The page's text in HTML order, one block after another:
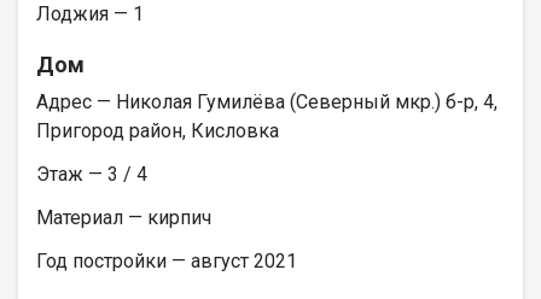
Лоджия — 1
Дом
Адрес — Николая Гумилёва (Северный мкр.) б-р, 4,
Пригород район, Кисловка
Этаж — 3 / 4
Материал — кирпич
Год постройки — август 2021